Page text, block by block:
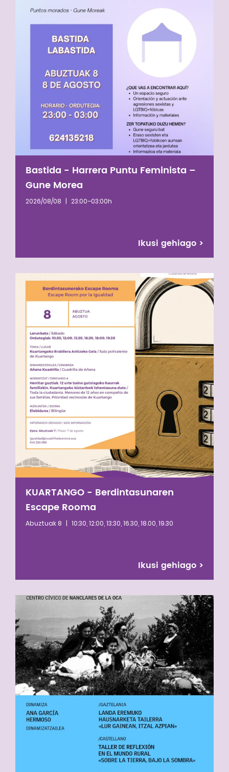
Bastida - Harrera Puntu Feminista –
Gune Morea
2026/08/08 | 23:00–03:00h
Ikusi gehiago >
KUARTANGO - Berdintasunaren
Escape Rooma
Abuztuak 8 | 10:30, 12:00, 13:30, 16.30, 18.00, 19.30
Ikusi gehiago >